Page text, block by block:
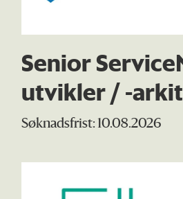
Senior
utvikler / -
Søknadsfrist: 10.08.2026